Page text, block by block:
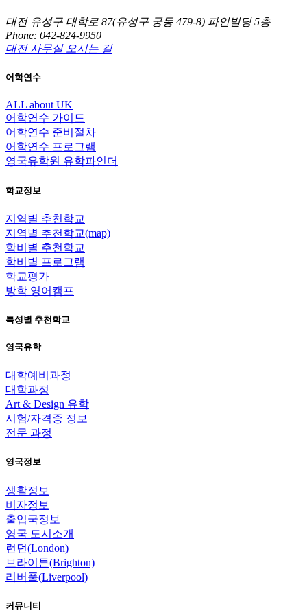
대전 유성구 대학로 87(유성구 궁동 479-8) 파인빌딩 5층
Phone: 042-824-9950
대전 사무실 오시는 길
어학연수
ALL about UK
어학연수 가이드
어학연수 준비절차
어학연수 프로그램
영국유학원 유학파인더
학교정보
지역별 추천학교
지역별 추천학교(map)
학비별 추천학교
학비별 프로그램
학교평가
방학 영어캠프
특성별 추천학교
영국유학
대학예비과정
대학과정
Art & Design 유학
시험/자격증 정보
전문 과정
영국정보
생활정보
비자정보
출입국정보
영국 도시소개
런던(London)
브라이튼(Brighton)
리버풀(Liverpool)
커뮤니티